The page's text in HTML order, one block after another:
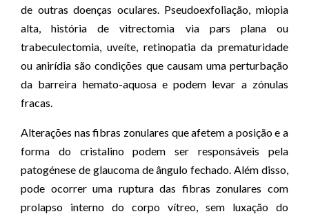
de outras doenças oculares. Pseudoexfoliação, miopia
alta, história de vitrectomia via pars plana ou
trabeculectomia, uveíte, retinopatia da prematuridade
ou anirídia são condições que causam uma perturbação
da barreira hemato-aquosa e podem levar a zónulas
fracas.
Alterações nas fibras zonulares que afetem a posição e a
forma do cristalino podem ser responsáveis pela
patogénese de glaucoma de ângulo fechado. Além disso,
pode ocorrer uma ruptura das fibras zonulares com
prolapso interno do corpo vítreo, sem luxação do